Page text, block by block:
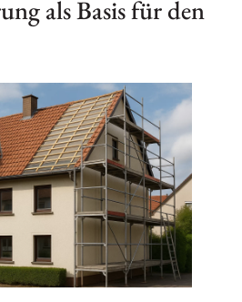
als Basis für den